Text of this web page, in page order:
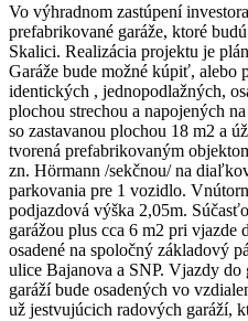
Vo výhradnom zastúpení
prefabrikované garáže, ktoré
Skalici. Realizácia projektu je
Garáže bude možné kúpiť, alebo
identických , jednopodlažných,
plochou strechou a napojených
so zastavanou plochou 18 m2 a
tvorená prefabrikovaným
zn. Hörmann /sekčnou/ na
parkovania pre 1 vozidlo.
podjazdová výška 2,05m.
garážou plus cca 6 m2 pri vjazde
osadené na spoločný základový
ulice Bajanova a SNP. Vjazdy do
garáží bude osadených vo
už jestvujúcich radových garáží,